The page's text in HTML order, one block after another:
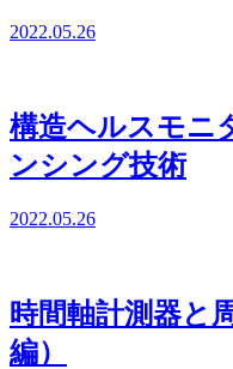
2022.05.26
構造ヘルスモニ
ンシング技術
2022.05.26
時間軸計測器と
編）